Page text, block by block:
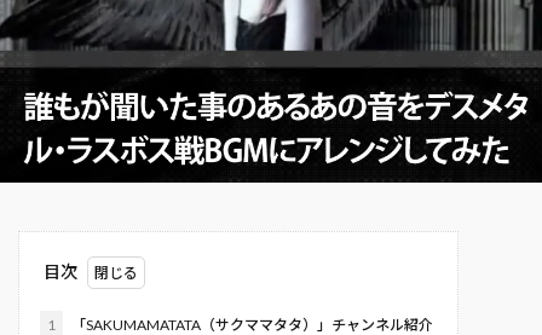
目次
1 「SAKUMAMATATA（サクママタタ）」チャンネル紹介